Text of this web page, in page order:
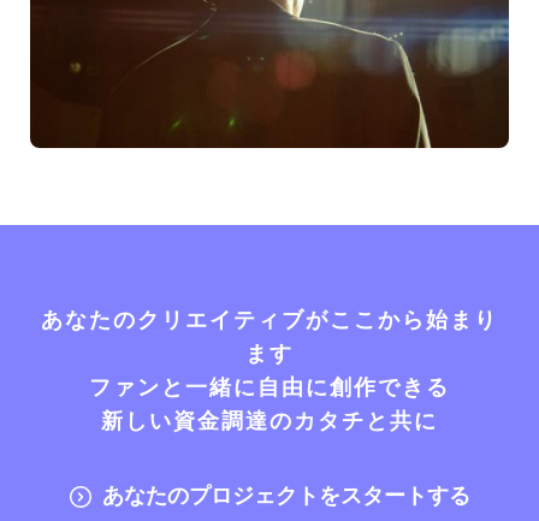
あなたのクリエイティブがここから始まり
ます
ファンと一緒に自由に創作できる
新しい資金調達のカタチと共に
あなたのプロジェクトをスタートする